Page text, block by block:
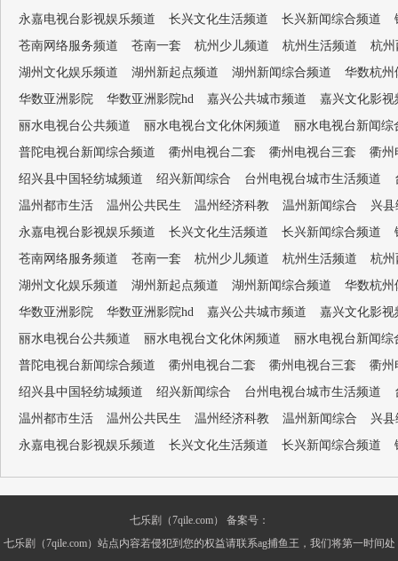
永嘉电视台影视娱乐频道
长兴文化生活频道 长兴新闻综合频道
苍南网络服务频道
苍南一套 杭州少儿频道 杭州生活频道
杭州
湖州文化娱乐频道
湖州新起点频道 湖州新闻综合频道
华数杭州
华数亚洲影院
华数亚洲影院hd 嘉兴公共城市频道
嘉兴文化影视
丽水电视台公共频道
丽水电视台文化休闲频道
丽水电视台新闻综
普陀电视台新闻综合频道
衢州电视台二套 衢州电视台三套
衢州
绍兴县中国轻纺城频道
绍兴新闻综合 台州电视台城市生活频道
温州都市生活
温州公共民生 温州经济科教 温州新闻综合
兴
永嘉电视台影视娱乐频道
长兴文化生活频道 长兴新闻综合频道
苍南网络服务频道
苍南一套 杭州少儿频道 杭州生活频道
杭州
湖州文化娱乐频道
湖州新起点频道 湖州新闻综合频道
华数杭州
华数亚洲影院
华数亚洲影院hd 嘉兴公共城市频道
嘉兴文化影视
丽水电视台公共频道
丽水电视台文化休闲频道
丽水电视台新闻综
普陀电视台新闻综合频道
衢州电视台二套 衢州电视台三套
衢州
绍兴县中国轻纺城频道
绍兴新闻综合 台州电视台城市生活频道
温州都市生活
温州公共民生 温州经济科教 温州新闻综合
兴
永嘉电视台影视娱乐频道
长兴文化生活频道 长兴新闻综合频道
七乐剧（7qile.com） 备案号：
七乐剧（7qile.com）站点内容若侵犯到您的权益请联系ag捕鱼王，我们将第一时间处